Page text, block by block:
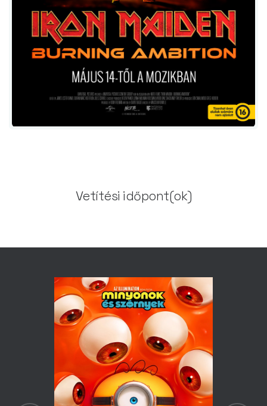
Vetítési időpont(ok)